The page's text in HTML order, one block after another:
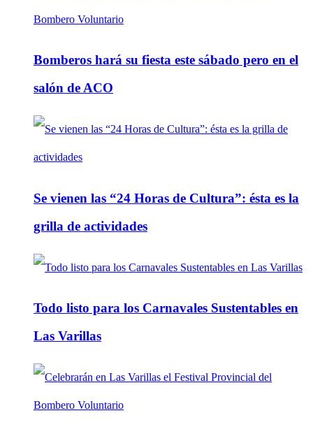
Bomberos hará su fiesta este sábado pero en el
salón de ACO
Se vienen las “24 Horas de Cultura”: ésta es la
grilla de actividades
Todo listo para los Carnavales Sustentables en
Las Varillas